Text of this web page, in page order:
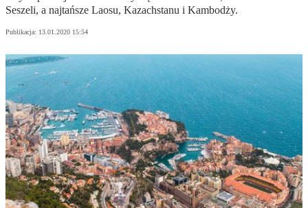
Seszeli, a najtańsze Laosu, Kazachstanu i Kambodży.
Publikacja: 13.01.2020 15:54